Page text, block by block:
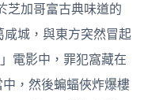
加哥富古典味道的
城，與東方突然冒起
電影中，罪犯窩藏在
，然後蝙蝠俠炸爆樓